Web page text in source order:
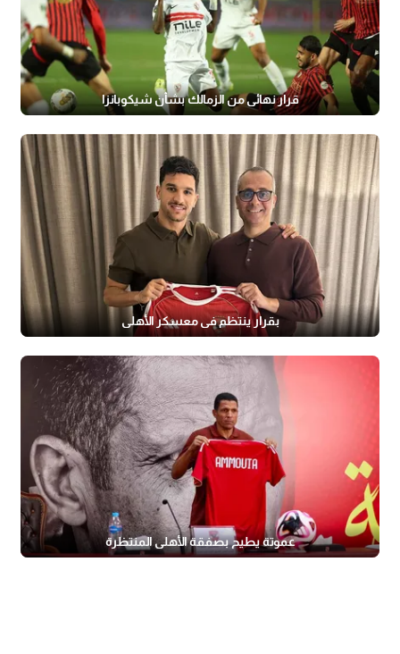
قرار نهائي من الزمالك بشأن شيكوبانزا
بقرار ينتظم في معسكر الأهلي
عموتة يطيح بصفقة الأهلي المنتظرة